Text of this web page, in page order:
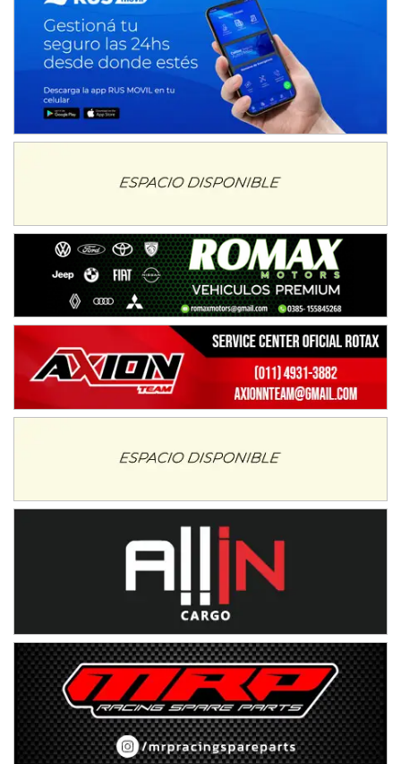
NORESTE SANTAFESINO - F6
Ciudad de Avellaneda (Asfalto)
Avellaneda (Santa Fe)
SUR SANTAFESINO - F4
José Samuel Sánchez (Tierra)
Juan Navarro (Asfalto)